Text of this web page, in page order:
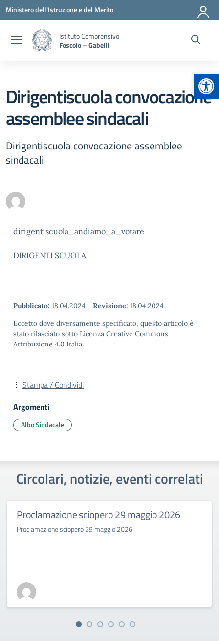
Vai ai contenuti
Vai al menu di navigazione
Vai al footer
Ministero dell'Istruzione e del Merito
Istituto Comprensivo
Foscolo – Gabelli
Dirigentiscuola convocazione
assemblee sindacali
Dirigentiscuola convocazione assemblee
sindacali
dirigentiscuola_andiamo_a_votare
DIRIGENTI SCUOLA
Pubblicato: 18.04.2024 - Revisione: 18.04.2024
Eccetto dove diversamente specificato, questo articolo è
stato rilasciato sotto Licenza Creative Commons
Attribuzione 4.0 Italia.
Stampa / Condividi
Argomenti
Albo Sindacale
Circolari, notizie, eventi correlati
Proclamazione sciopero 29 maggio 2026
Proclamazione sciopero 29 maggio 2026